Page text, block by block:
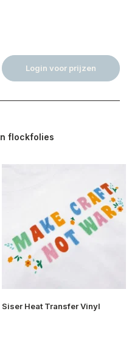
Login voor prijzen
flockfolies
Siser Heat Transfer Vinyl